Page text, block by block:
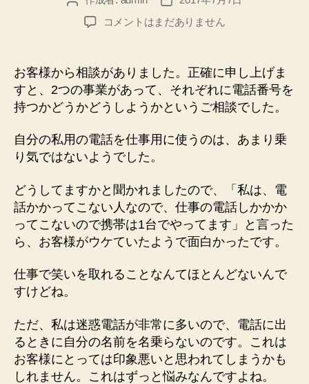
稿
日
仕
の
電
話
を
つ
か
う
か
へ
の
コメントはまだありません
お客様から相談がありました。正確に申し上げま
すと、2つの事業があって、それぞれに電話番号を
持つかどうかどうしようかというご相談でした。
自分の私用の電話を仕事用に使うのは、あまり乗
り気ではないようでした。
どうしてますかと聞かれましたので、「私は、電
話かかってこない人なので、仕事の電話しかかか
ってこないので携帯は1台でやってます」と言った
ら、お客様がウケていたようで面白かったです。
仕事で笑いを取れることなんてほとんどないんで
すけどね。
ただ、私は迷惑電話が非常に多いので、電話に出
るときに自分の名前を名乗らないのです。これは
お客様にとっては印象悪いと思われてしまうかも
しれません。これはずっと悩みなんですよね。